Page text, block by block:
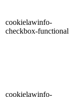
cookielawinfo-
checkbox-functional
cookielawinfo-